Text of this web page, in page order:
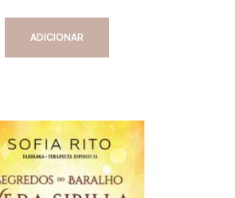
ADICIONAR